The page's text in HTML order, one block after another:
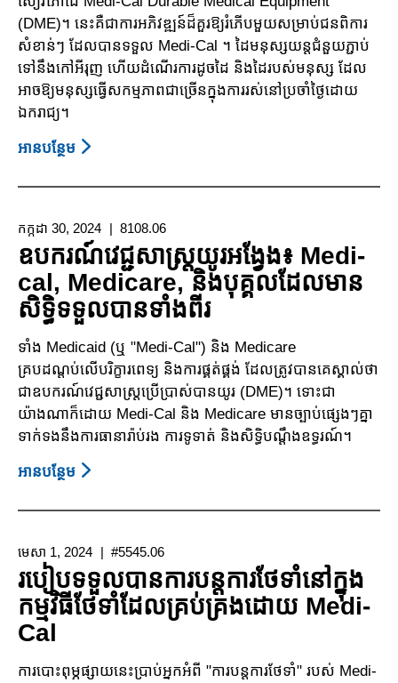
(DME)។ នេះគឺជាការអភិវឌ្ឍន៍ដ៏គួរឱ្យរំភើបមួយសម្រាប់ជនពិការ
សំខាន់ៗ ដែលបានទទួល Medi-Cal ។ ដៃមនុស្សយន្តជំនួយភ្ជាប់
ទៅនឹងកៅអីរុញ ហើយដំណើរការដូចដៃ និងដៃរបស់មនុស្ស ដែល
អាចឱ្យមនុស្សធ្វើសកម្មភាពជាច្រើនក្នុងការរស់នៅប្រចាំថ្ងៃដោយ
ឯករាជ្យ។
អាន​បន្ថែម About
ធ្វើ
ម្តេច
ដើម្បី
ទទួល
បាន
កម្មវិធី
Medi-
Cal
ដើម្បី
ធានា
រ៉ាប់រងលើដៃ
មនុស្ស
យន្ត
កក្កដា 30, 2024 8108.06
ឧបករណ៍វេជ្ជសាស្ត្រយូរអង្វែង៖ Medi-
cal, Medicare, និងបុគ្គលដែលមាន
សិទ្ធិទទួលបានទាំងពីរ
ទាំង Medicaid (ឬ "Medi-Cal") និង Medicare
គ្របដណ្តប់លើបរិក្ខារពេទ្យ និងការផ្គត់ផ្គង់ ដែលត្រូវបានគេស្គាល់ថា
ជាឧបករណ៍វេជ្ជសាស្ត្រប្រើប្រាស់បានយូរ (DME)។ ទោះជា
យ៉ាងណាក៏ដោយ Medi-Cal និង Medicare មានច្បាប់ផ្សេងៗគ្នា
ទាក់ទងនឹងការធានារ៉ាប់រង ការទូទាត់ និងសិទ្ធិបណ្តឹងឧទ្ធរណ៍។
អាន​បន្ថែម About
វេជ្ជ
យូរ
អង្វែង៖
Medi-
និង
មេសា 1, 2024 #5545.06
របៀបទទួលបានការបន្តការថែទាំនៅក្នុង
កម្មវិធីថែទាំដែលគ្រប់គ្រងដោយ Medi-
Cal
ការបោះពុម្ភផ្សាយនេះប្រាប់អ្នកអំពី "ការបន្តការថែទាំ" របស់ Medi-